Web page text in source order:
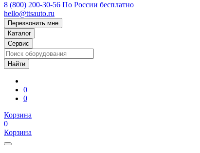
8 (800) 200-30-56 По России бесплатно
hello@ttsauto.ru
Перезвонить мне
Каталог
Сервис
0
0
Корзина
0
Корзина